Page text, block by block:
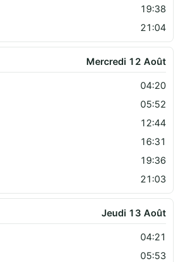
19:38
21:04
Mercredi 12 Août
04:20
05:52
12:44
16:31
19:36
21:03
Jeudi 13 Août
04:21
05:53